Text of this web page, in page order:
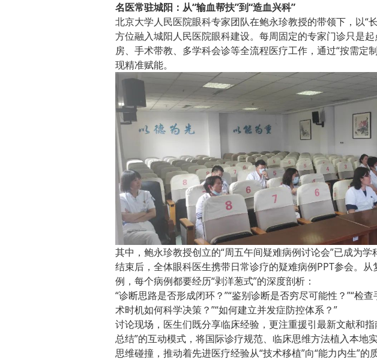
名医常驻城阳：从“输血帮扶”到“造血兴科”
北京大学人民医院眼科专家团队在鲍永珍教授的带领下，以“
方位融入城阳人民医院眼科建设。每周固定的专家门诊只是
房、手术带教、多学科会诊等全流程医疗工作，通过“按需定
现精准赋能。
其中，鲍永珍教授创立的“周五午间疑难病例讨论会”已成为
结束后，全体眼科医生携带日常诊疗的疑难病例PPT参会。
例，每个病例都要经历“剥洋葱式”的深度剖析：
“诊断思路是否形成闭环？”“鉴别诊断是否穷尽可能性？”“检
术时机如何科学决策？”“如何建立并发症防控体系？”
讨论现场，医生们既分享临床经验，更注重援引最新文献和
总结”的互动模式，将国际诊疗规范、临床思维方法植入本地
思维碰撞，推动着先进医疗经验从“技术移植”向“能力内生”的质